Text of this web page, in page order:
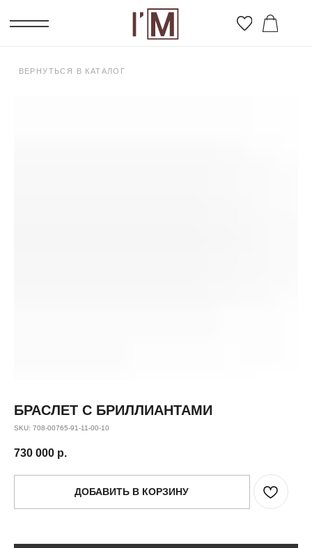
БРАСЛЕТ С БРИЛЛИАНТАМИ
SKU: 708-00765-91-11-00-10
730 000 р.
ДОБАВИТЬ В КОРЗИНУ